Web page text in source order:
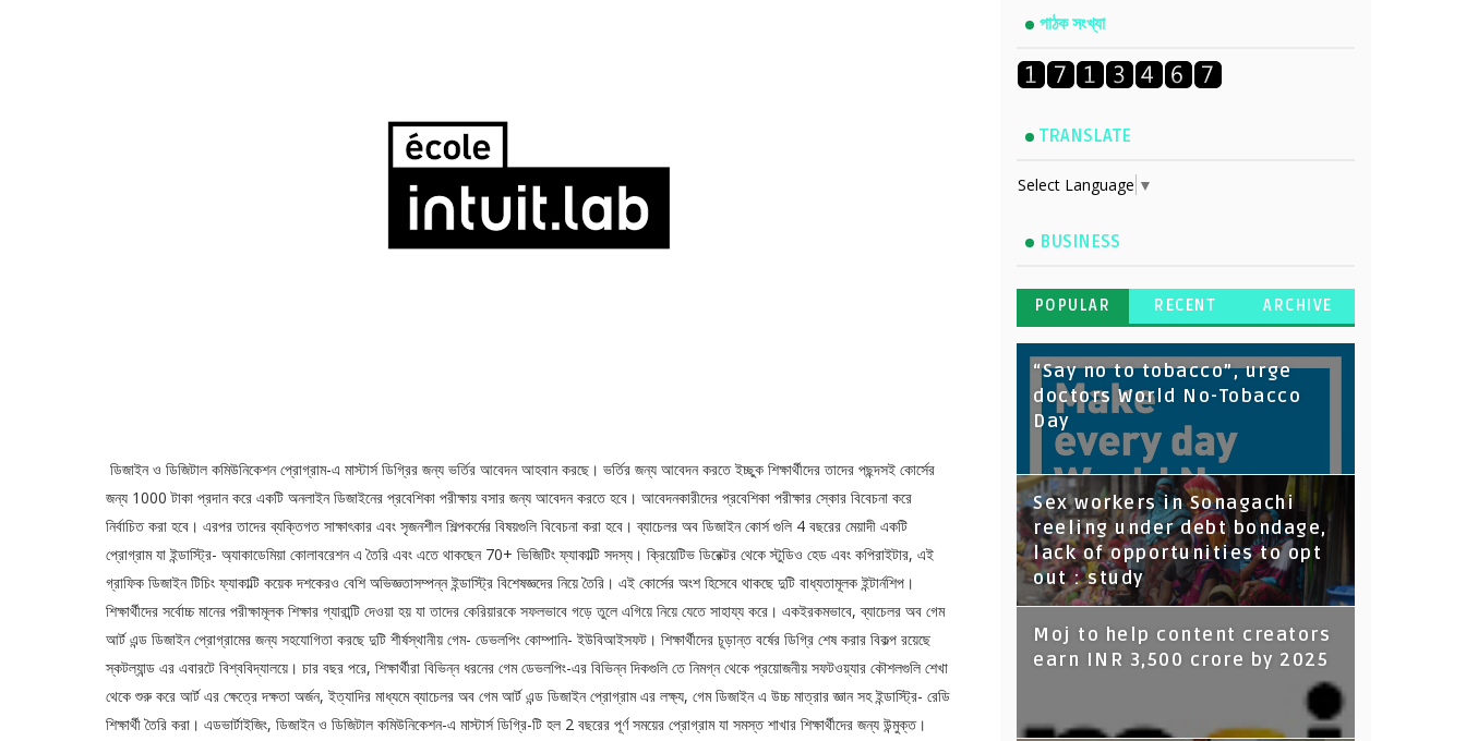
ডিজাইন ও ডিজিটাল কমিউনিকেশন প্রোগ্রাম-এ মাস্টার্স ডিগ্রির জন্য ভর্তির আবেদন আহবান করছে। ভর্তির জন্য আবেদন করতে ইচ্ছুক শিক্ষার্থীদের তাদের পছন্দসই কোর্সের
জন্য 1000 টাকা প্রদান করে একটি অনলাইন ডিজাইনের প্রবেশিকা পরীক্ষায় বসার জন্য আবেদন করতে হবে। আবেদনকারীদের প্রবেশিকা পরীক্ষার স্কোর বিবেচনা করে
নির্বাচিত করা হবে। এরপর তাদের ব্যক্তিগত সাক্ষাৎকার এবং সৃজনশীল শিল্পকর্মের বিষয়গুলি বিবেচনা করা হবে। ব্যাচেলর অব ডিজাইন কোর্স গুলি 4 বছরের মেয়াদী একটি
প্রোগ্রাম যা ইন্ডাস্ট্রি- অ্যাকাডেমিয়া কোলাবরেশন এ তৈরি এবং এতে থাকছেন 70+ ভিজিটিং ফ্যাকাল্টি সদস্য। ক্রিয়েটিভ ডিরেক্টর থেকে স্টুডিও হেড এবং কপিরাইটার, এই
গ্রাফিক ডিজাইন টিচিং ফ্যাকাল্টি কয়েক দশকেরও বেশি অভিজ্ঞতাসম্পন্ন ইন্ডাস্ট্রি বিশেষজ্ঞদের নিয়ে তৈরি। এই কোর্সের অংশ হিসেবে থাকছে দুটি বাধ্যতামূলক ইন্টার্নশিপ।
শিক্ষার্থীদের সর্বোচ্চ মানের পরীক্ষামূলক শিক্ষার গ্যারান্টি দেওয়া হয় যা তাদের কেরিয়ারকে সফলভাবে গড়ে তুলে এগিয়ে নিয়ে যেতে সাহায্য করে। একইরকমভাবে, ব্যাচেলর অব গেম
আর্ট এন্ড ডিজাইন প্রোগ্রামের জন্য সহযোগিতা করছে দুটি শীর্ষস্থানীয় গেম- ডেভলপিং কোম্পানি- ইউবিআইসফট। শিক্ষার্থীদের চূড়ান্ত বর্ষের ডিগ্রি শেষ করার বিকল্প রয়েছে
স্কটল্যান্ড এর এবারটে বিশ্ববিদ্যালয়ে। চার বছর পরে, শিক্ষার্থীরা বিভিন্ন ধরনের গেম ডেভলপিং-এর বিভিন্ন দিকগুলি তে নিমগ্ন থেকে প্রয়োজনীয় সফটওয়্যার কৌশলগুলি শেখা
থেকে শুরু করে আর্ট এর ক্ষেত্রে দক্ষতা অর্জন, ইত্যাদির মাধ্যমে ব্যাচেলর অব গেম আর্ট এন্ড ডিজাইন প্রোগ্রাম এর লক্ষ্য, গেম ডিজাইন এ উচ্চ মাত্রার জ্ঞান সহ ইন্ডাস্ট্রি- রেডি
শিক্ষার্থী তৈরি করা। এডভার্টাইজিং, ডিজাইন ও ডিজিটাল কমিউনিকেশন-এ মাস্টার্স ডিগ্রি-টি হল 2 বছরের পূর্ণ সময়ের প্রোগ্রাম যা সমস্ত শাখার শিক্ষার্থীদের জন্য উন্মুক্ত।
পাঠক সংখ্যা
TRANSLATE
Select Language ▼
BUSINESS
POPULAR RECENT ARCHIVE
“Say no to tobacco”, urge
doctors World No-Tobacco
Day
Sex workers in Sonagachi
reeling under debt bondage,
lack of opportunities to opt
out : study
Moj to help content creators
earn INR 3,500 crore by 2025